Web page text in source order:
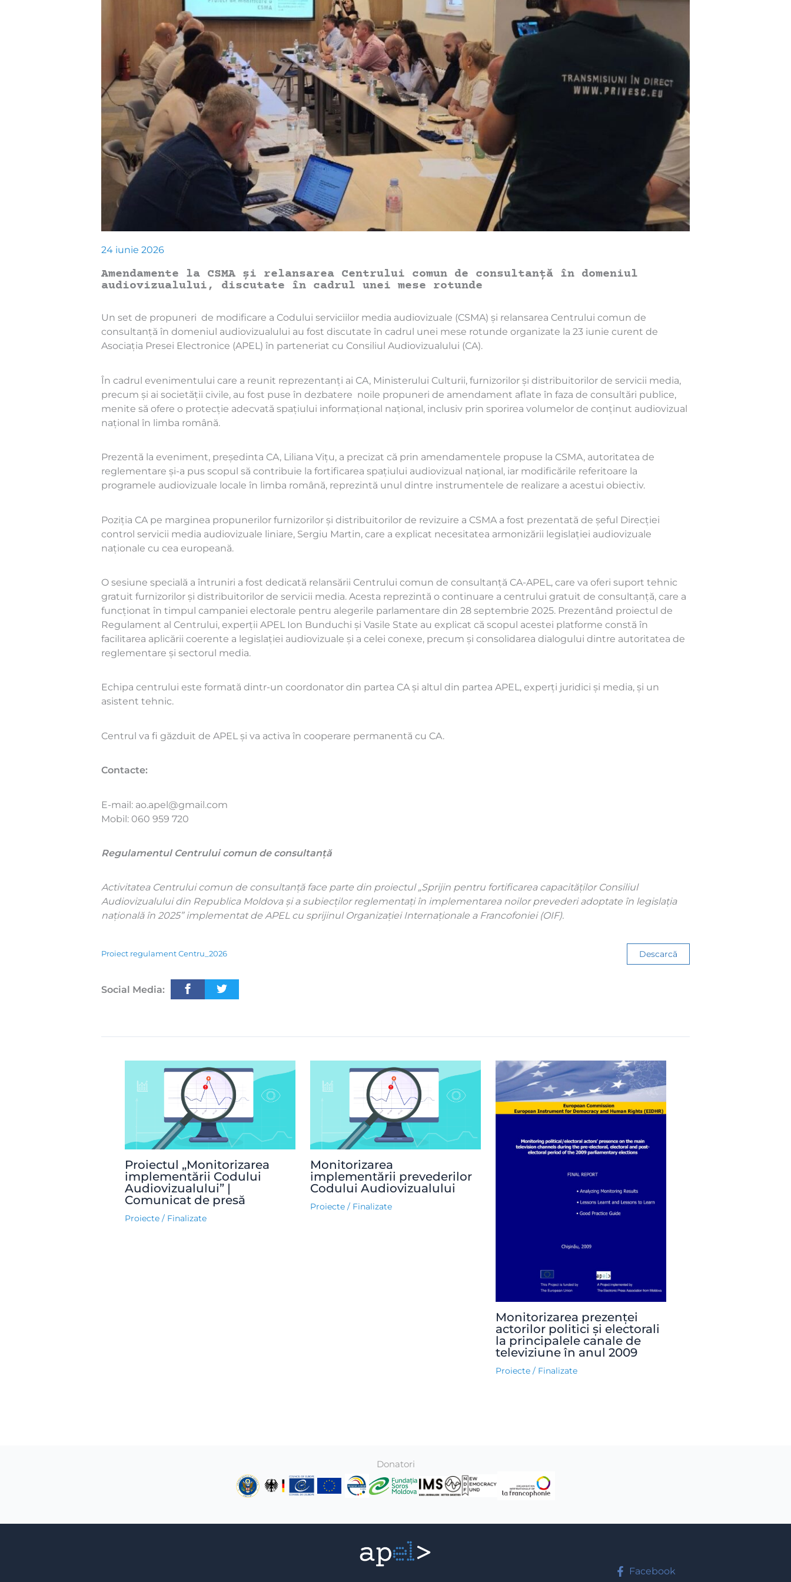
24 iunie 2026
Amendamente la CSMA și relansarea Centrului comun de consultanță în domeniul
audiovizualului, discutate în cadrul unei mese rotunde
Un set de propuneri de modificare a Codului serviciilor media audiovizuale (CSMA) și relansarea Centrului comun de
consultanță în domeniul audiovizualului au fost discutate în cadrul unei mese rotunde organizate la 23 iunie curent de
Asociația Presei Electronice (APEL) în parteneriat cu Consiliul Audiovizualului (CA).
În cadrul evenimentului care a reunit reprezentanți ai CA, Ministerului Culturii, furnizorilor și distribuitorilor de servicii media,
precum și ai societății civile, au fost puse în dezbatere noile propuneri de amendament aflate în faza de consultări publice,
menite să ofere o protecție adecvată spațiului informațional național, inclusiv prin sporirea volumelor de conținut audiovizual
național în limba română.
Prezentă la eveniment, președinta CA, Liliana Vițu, a precizat că prin amendamentele propuse la CSMA, autoritatea de
reglementare și-a pus scopul să contribuie la fortificarea spațiului audiovizual național, iar modificările referitoare la
programele audiovizuale locale în limba română, reprezintă unul dintre instrumentele de realizare a acestui obiectiv.
Poziția CA pe marginea propunerilor furnizorilor și distribuitorilor de revizuire a CSMA a fost prezentată de șeful Direcției
control servicii media audiovizuale liniare, Sergiu Martin, care a explicat necesitatea armonizării legislației audiovizuale
naționale cu cea europeană.
O sesiune specială a întruniri a fost dedicată relansării Centrului comun de consultanță CA-APEL, care va oferi suport tehnic
gratuit furnizorilor și distribuitorilor de servicii media. Acesta reprezintă o continuare a centrului gratuit de consultanță, care a
funcționat în timpul campaniei electorale pentru alegerile parlamentare din 28 septembrie 2025. Prezentând proiectul de
Regulament al Centrului, experții APEL Ion Bunduchi și Vasile State au explicat că scopul acestei platforme constă în
facilitarea aplicării coerente a legislației audiovizuale și a celei conexe, precum și consolidarea dialogului dintre autoritatea de
reglementare și sectorul media.
Echipa centrului este formată dintr-un coordonator din partea CA și altul din partea APEL, experți juridici și media, și un
asistent tehnic.
Centrul va fi găzduit de APEL și va activa în cooperare permanentă cu CA.
Contacte:
E-mail: ao.apel@gmail.com
Mobil: 060 959 720
Regulamentul Centrului comun de consultanță
Activitatea Centrului comun de consultanță face parte din proiectul „Sprijin pentru fortificarea capacităților Consiliul
Audiovizualului din Republica Moldova și a subiecților reglementați în implementarea noilor prevederi adoptate în legislația
națională în 2025” implementat de APEL cu sprijinul Organizației Internaționale a Francofoniei (OIF).
Proiect regulament Centru_2026 Descarcă
Social Media:
Proiectul „Monitorizarea
implementării Codului
Audiovizualului” |
Comunicat de presă
Proiecte / Finalizate
Monitorizarea
implementării prevederilor
Codului Audiovizualului
Proiecte / Finalizate
Monitorizarea prezenței
actorilor politici și electorali
la principalele canale de
televiziune în anul 2009
Proiecte / Finalizate
Donatori
Facebook